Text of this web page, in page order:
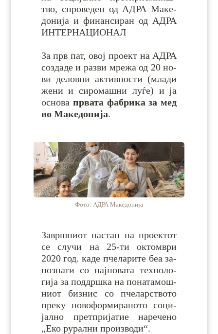
тво, спро­ве­ден од АДРА Ма­ке­
до­ни­ја и фи­нан­си­ран од АДРА
ИН­ТЕР­НА­ЦИО­НАЛ
За прв пат, овој про­ект на АДРА
соз­да­де и ра­зви мре­жа од 20 но­
ви де­лов­ни ак­тив­но­сти (мла­ди
же­ни и си­ро­маш­ни лу­ѓе) и ја
ос­но­ва пр­ва­та фа­бри­ка за мед
во Ма­ке­до­нија.
Фото: АДРА Македонија
Завршниот на­стан на про­ек­тот
се слу­чи на 25-ти ок­том­ври
2020 год. каде пче­ла­ри­те беа за­
по­зна­ти со нај­но­ва­та тех­но­ло­
гија за под­дршка на по­на­та­мош­
ниот биз­нис со пче­лар­ството
пре­ку но­во­фор­ми­ра­но­то со­ци­
јал­но прет­при­ја­тие на­ре­че­но
„Еко рурални производи“.